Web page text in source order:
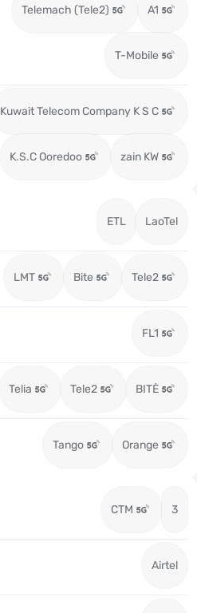
Telemach (Tele2) A1
T-Mobile
Kuwait Telecom Company K S C
K.S.C Ooredoo zain KW
ETL LaoTel
LMT Bite Tele2
FL1
Telia Tele2 BITĖ
Tango Orange
CTM 3
Airtel